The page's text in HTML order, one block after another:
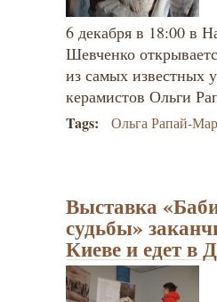
6 декабря в 18:00 в
Шевченко
из самых известных
керамистов Ольги
Tags: Ольга Рапай-
Выставка
судьбы»
Киеве и едет в